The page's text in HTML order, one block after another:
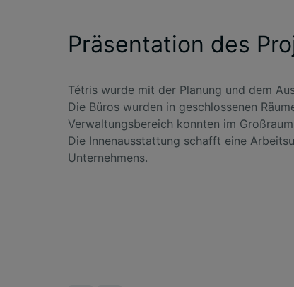
Präsentation des
Tétris wurde mit der Planung und dem
Die Büros wurden in geschlossenen
Verwaltungsbereich konnten im
Die Innenausstattung schafft eine
Unternehmens.